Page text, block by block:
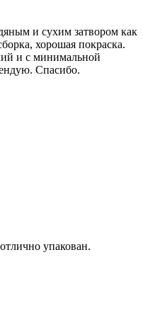
и сухим затвором как
хорошая покраска.
и с минимальной
Спасибо.
упакован.